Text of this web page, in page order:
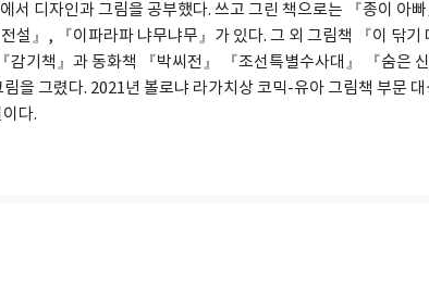
서 디자인과 그림을 공부했다. 쓰고 그린 책으로는 『종이 아
전설』, 『이파라파 냐무냐무』가 있다. 그 외 그림책 『이 닦
감기책』과 동화책 『박씨전』 『조선특별수사대』 『숨은
을 그렸다. 2021년 볼로냐 라가치상 코믹-유아 그림책 부문
다.